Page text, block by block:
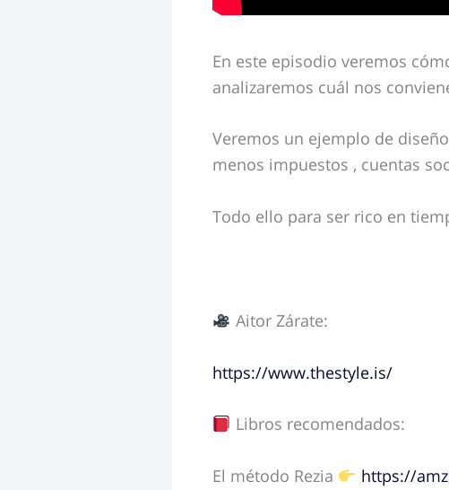
En este episodio veremos
analizaremos cuál nos
Veremos un ejemplo de
menos impuestos , cuentas
Todo ello para ser rico en
Aitor Zárate:
https://www.thestyle.is/
Libros recomendados:
El método Rezia https://